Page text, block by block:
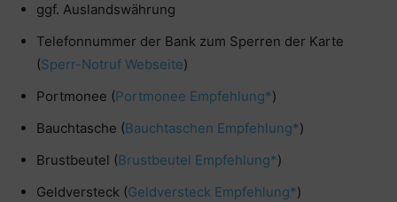
ggf. Auslandswährung
Telefonnummer der Bank zum Sperren der Karte
(Sperr-Notruf Webseite)
Portmonee (Portmonee Empfehlung*)
Bauchtasche (Bauchtaschen Empfehlung*)
Brustbeutel (Brustbeutel Empfehlung*)
Geldversteck (Geldversteck Empfehlung*)